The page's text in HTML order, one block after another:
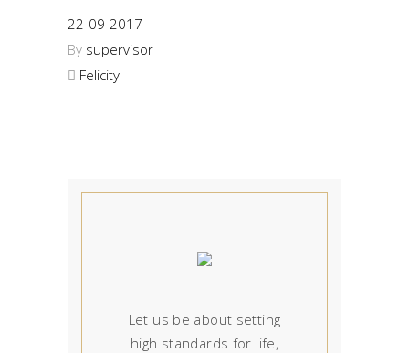
22-09-2017
By supervisor
Felicity
Let us be about setting
high standards for life,